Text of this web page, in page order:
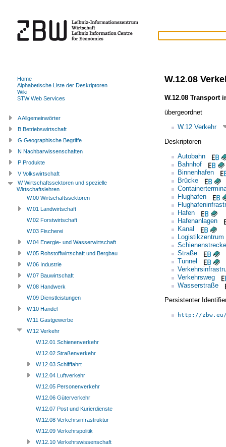
W.12.08
W.12.08 Transport
übergeordnet
W.12 Verkehr
Deskriptoren
Autobahn
Bahnhof
Binnenhafen
Brücke
Flughafen
Hafen
Hafenanlagen
Kanal
Logistikzentrum
Schienenstrecke
Straße
Tunnel
Verkehrsweg
Wasserstraße
Persistenter
http://
Home
Alphabetische Liste der Deskriptoren
Wiki
STW Web Services
A Allgemeinwörter
B Betriebswirtschaft
G Geographische Begriffe
N Nachbarwissenschaften
P Produkte
V Volkswirtschaft
W Wirtschaftssektoren und spezielle
Wirtschaftslehren
W.00 Wirtschaftssektoren
W.01 Landwirtschaft
W.02 Forstwirtschaft
W.03 Fischerei
W.04 Energie- und Wasserwirtschaft
W.05 Rohstoffwirtschaft und Bergbau
W.06 Industrie
W.07 Bauwirtschaft
W.08 Handwerk
W.09 Dienstleistungen
W.10 Handel
W.11 Gastgewerbe
W.12 Verkehr
W.12.01 Schienenverkehr
W.12.02 Straßenverkehr
W.12.03 Schifffahrt
W.12.04 Luftverkehr
W.12.05 Personenverkehr
W.12.06 Güterverkehr
W.12.07 Post und Kurierdienste
W.12.08 Verkehrsinfrastruktur
W.12.09 Verkehrspolitik
W.12.10 Verkehrswissenschaft